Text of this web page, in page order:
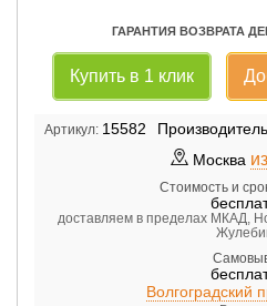
ГАРАНТИЯ ВОЗВРАТА
Купить в 1 клик
Артикул: 15582
Москва
Стоимость и
доставляем в пределах МКАД,
Волгоградский